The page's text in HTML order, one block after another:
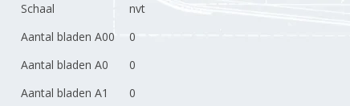
Schaal
nvt
Aantal bladen A00
0
Aantal bladen A0
0
Aantal bladen A1
0